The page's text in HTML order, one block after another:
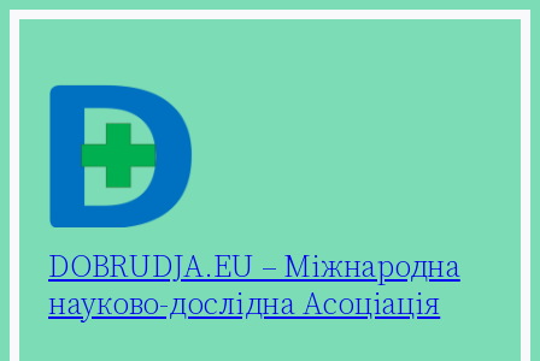
вмісту
DOBRUDJA.EU – Міжнародна
науково-дослідна Асоціація